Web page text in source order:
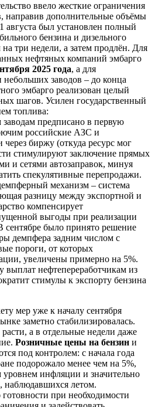
ввело жесткие ограничения
направив дополнительные объёмы
был установлен полный
бензина и дизельного
три недели, а затем продлён. Для
нефтяных компаний эмбарго
2025 года, а для
заводов – до конца
эмбарго реализован целый
шагов. Усилен государственный
топлива:
предписано в первую
российские АЗС и
биржу (откуда ресурс мог
стимулируют заключение прямых
и сетями автозаправок, минуя
спекулятивные перепродажи.
механизм – система
разницу между экспортной и
компенсирует
выгоды при реализации
сентябре было принято решение
демпфера задним числом с
пороги, от которых
увеличены примерно на 5%.
выплат нефтепереработчикам из
стимулы к экспорту бензина
мер уже к началу сентября
заметно стабилизировалась.
а в отдельные недели даже
Розничные цены на бензин и
под контролем: с начала года
подорожало менее чем на 5%,
инфляции и значительно
наблюдавшихся летом.
готовности при необходимости